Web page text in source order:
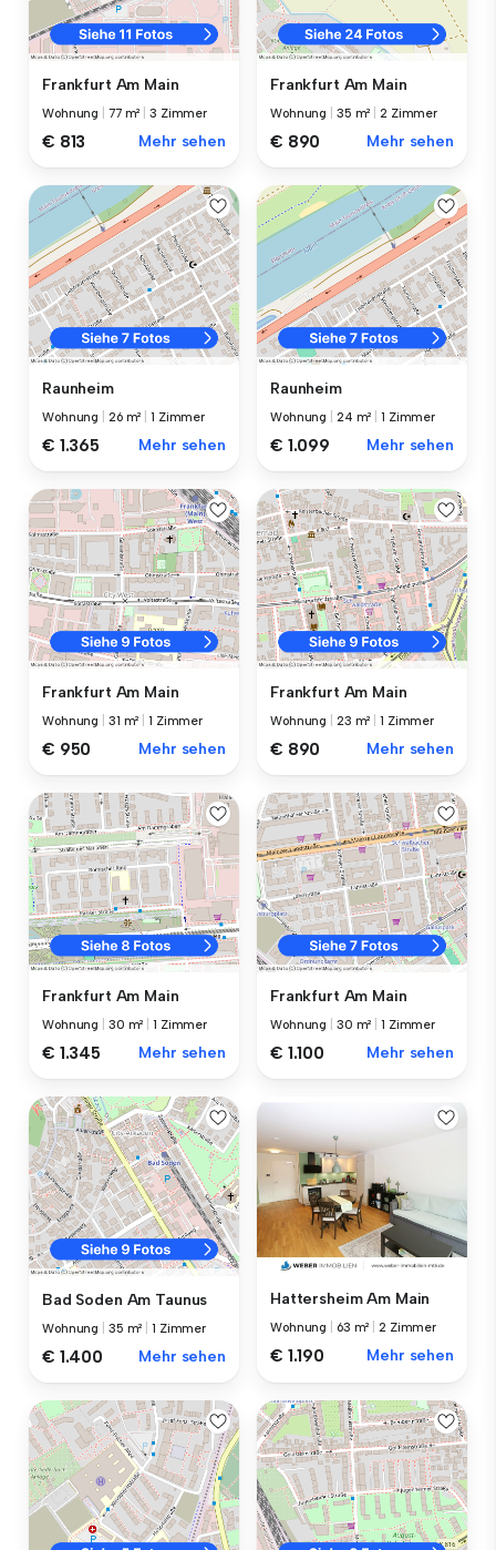
Frankfurt Am Main
Wohnung 77 m² |3 Zimmer
€ 813 Mehr sehen
Frankfurt Am Main
Wohnung 35 m² |2 Zimmer
€ 890 Mehr sehen
Raunheim
Wohnung 26 m² |1 Zimmer
€ 1.365 Mehr sehen
Raunheim
Wohnung 24 m² |1 Zimmer
€ 1.099 Mehr sehen
Frankfurt Am Main
Wohnung 31 m² |1 Zimmer
€ 950 Mehr sehen
Frankfurt Am Main
Wohnung 23 m² |1 Zimmer
€ 890 Mehr sehen
Frankfurt Am Main
Wohnung 30 m² |1 Zimmer
€ 1.345 Mehr sehen
Frankfurt Am Main
Wohnung 30 m² |1 Zimmer
€ 1.100 Mehr sehen
Bad Soden Am Taunus
Wohnung 35 m² |1 Zimmer
€ 1.400 Mehr sehen
Hattersheim Am Main
Wohnung 63 m² |2 Zimmer
€ 1.190 Mehr sehen